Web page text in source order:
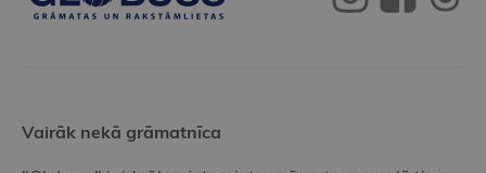
Vairāk nekā grāmatnīca